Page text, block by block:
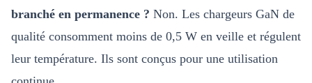
branché en permanence ? Non. Les chargeurs GaN de
qualité consomment moins de 0,5 W en veille et régulent
leur température. Ils sont conçus pour une utilisation